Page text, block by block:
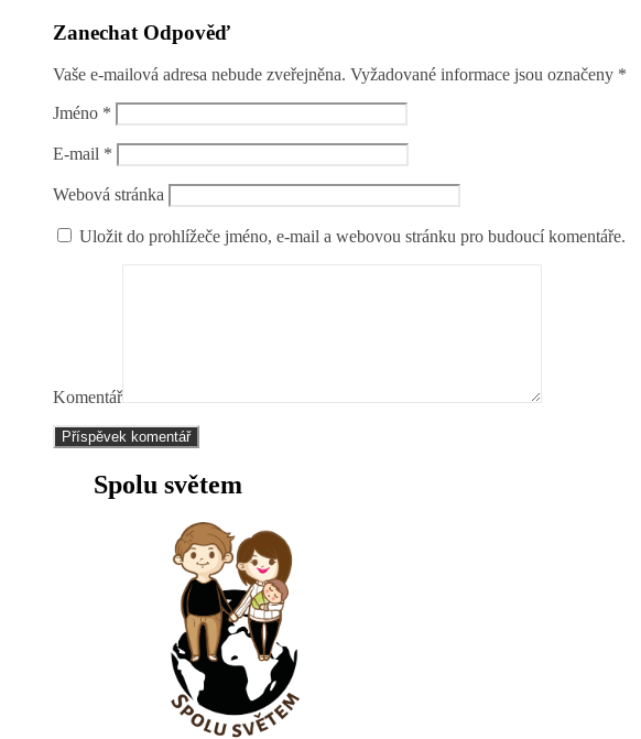
Zanechat Odpověď
Vaše e-mailová adresa nebude zveřejněna. Vyžadované informace jsou označeny *
Jméno *
E-mail *
Webová stránka
Uložit do prohlížeče jméno, e-mail a webovou stránku pro budoucí komentáře.
Komentář
Spolu světem